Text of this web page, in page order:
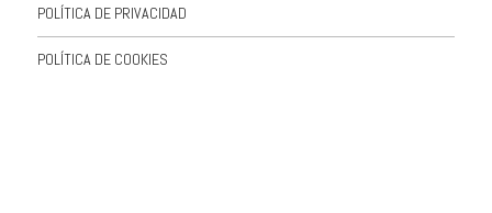
POLÍTICA DE PRIVACIDAD
POLÍTICA DE COOKIES